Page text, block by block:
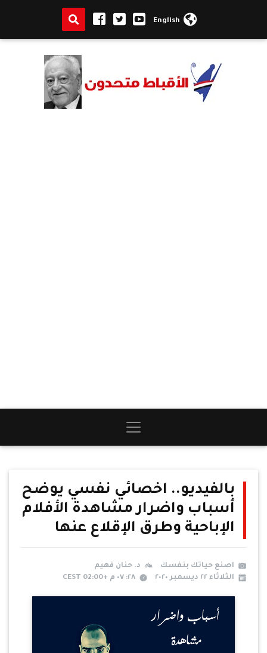
English
بالفيديو.. اخصائي نفسي يوضح
أسباب واضرار مشاهدة الأفلام
الإباحية وطرق الإقلاع عنها
اصنع حياتك بنفسك
د. حنان فهيم
الثلاثاء ٢٢ ديسمبر ٢٠٢٠
٢٨: ٠٧ م +02:00 CEST